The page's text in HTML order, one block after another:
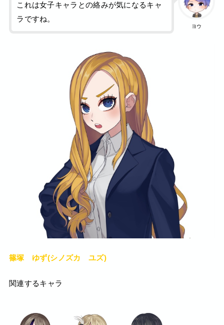
ヨウ
これは女子キャラとの絡みが気になるキャ
ラですね。
篠塚 ゆず(シノズカ ユズ)
関連するキャラ